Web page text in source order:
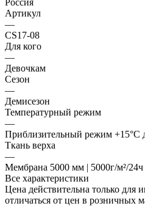
Артикул
—
CS17-08
Для кого
—
Девочкам
Сезон
—
Демисезон
Температурный режим
—
Приблизительный режим +15°С
Ткань верха
—
Мембрана 5000 мм | 5000г/м²/24ч
Все характеристики
Цена действительна только для
отличаться от цен в розничных